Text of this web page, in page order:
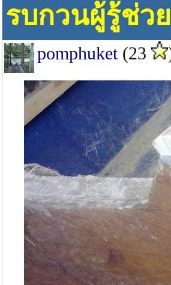
รบกวนผู้รู้ช่ว
pomphuket(23